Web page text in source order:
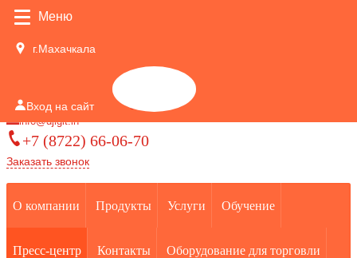
Меню
г.Махачкала
Вход на сайт 0
info@djigit.in
+7 (8722) 66-06-70
Заказать звонок
О компании Продукты Услуги Обучение
Пресс-центр Контакты Оборудование для торговли